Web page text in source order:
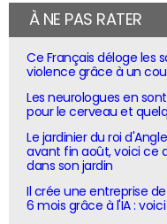
À NE PAS RATER
Ce Français déloge les
violence grâce à un
Les neurologues en
pour le cerveau et
Le jardinier du roi
avant fin août, voici ce
dans son jardin
Il crée une entreprise
6 mois grâce à l'IA :